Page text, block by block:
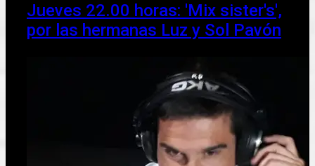
Jueves 22.00 horas: 'Mix sister's',
por las hermanas Luz y Sol Pavón